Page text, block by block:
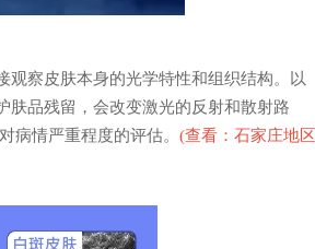
察皮肤本身的光学特性和组织结构。以
肤品残留，会改变激光的反射和散射路
病情严重程度的评估。 (查看：石家庄地区